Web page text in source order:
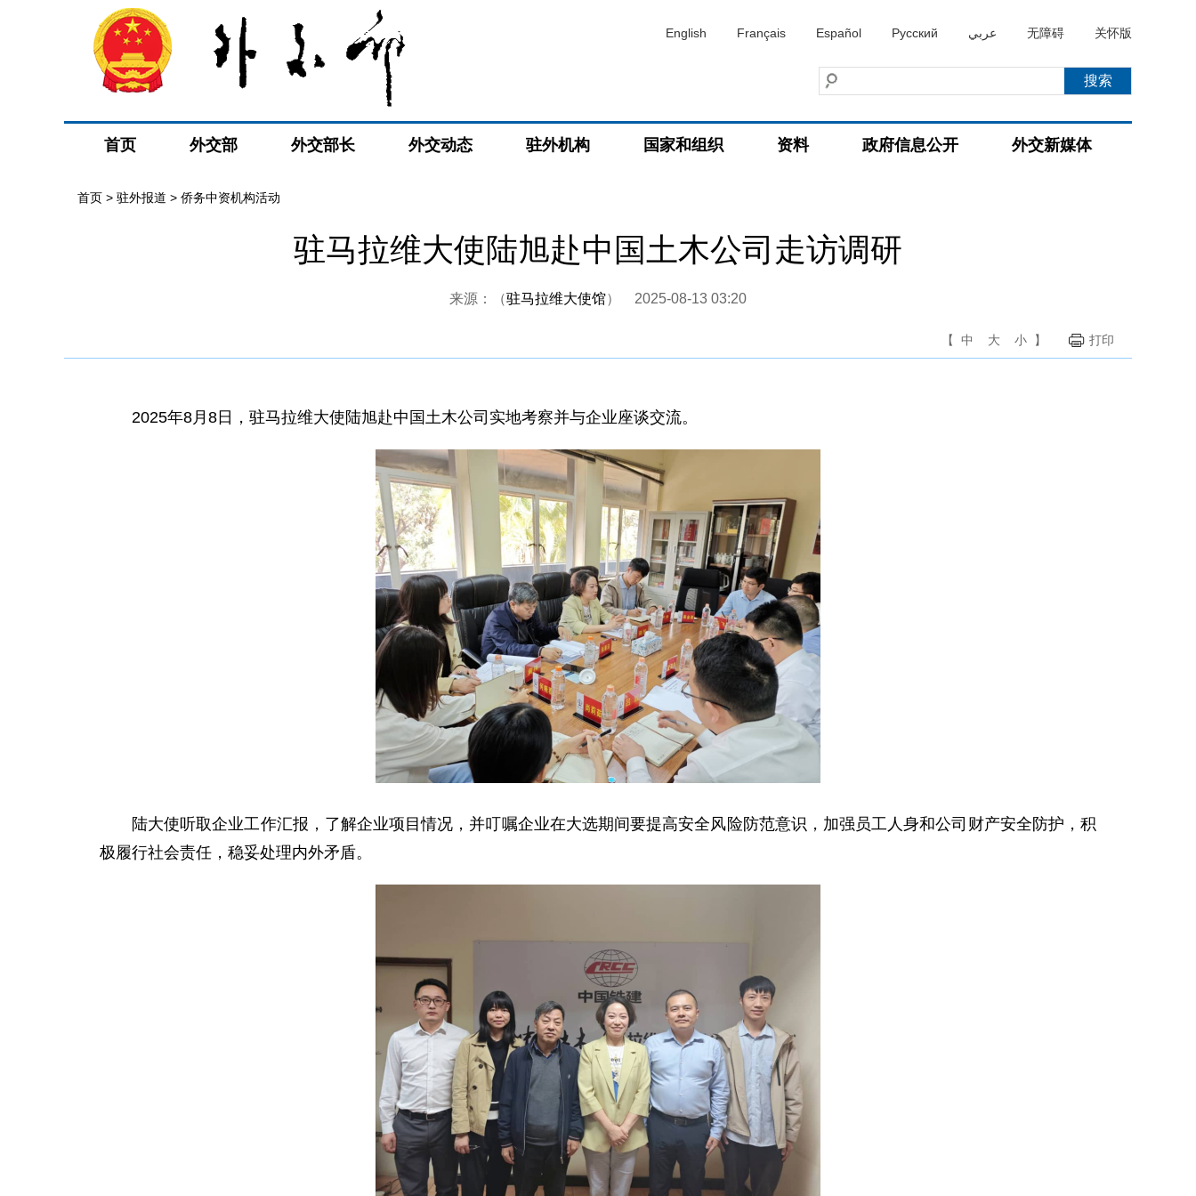
English Français Español Русский عربي 无障碍 关怀版
首页 外交部 外交部长 外交动态 驻外机构 国家和组织 资料 政府信息公开 外交新媒体
首页 > 驻外报道 > 侨务中资机构活动
驻马拉维大使陆旭赴中国土木公司走访调研
来源：（驻马拉维大使馆） 2025-08-13 03:20
【 中 大 小 】 打印
2025年8月8日，驻马拉维大使陆旭赴中国土木公司实地考察并与企业座谈交流。
陆大使听取企业工作汇报，了解企业项目情况，并叮嘱企业在大选期间要提高安全风险防范意识，加强员工人身和公司财产安全防护，积
极履行社会责任，稳妥处理内外矛盾。